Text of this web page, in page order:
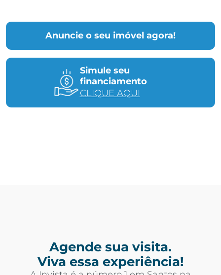
Anuncie o seu imóvel agora!
Simule seu
financiamento
CLIQUE AQUI
Agende sua visita.
Viva essa experiência!